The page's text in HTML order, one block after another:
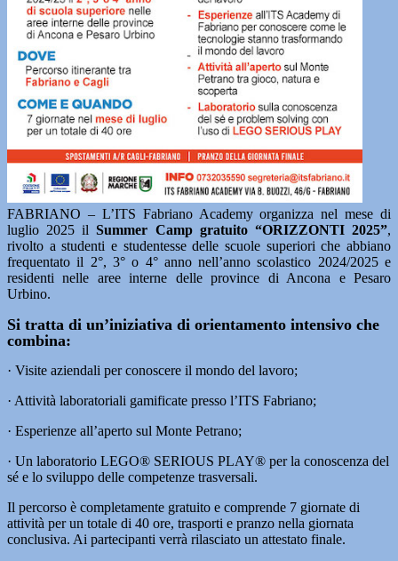
FABRIANO – L’ITS Fabriano Academy organizza nel mese di
luglio 2025 il Summer Camp gratuito “ORIZZONTI 2025”,
rivolto a studenti e studentesse delle scuole superiori che abbiano
frequentato il 2°, 3° o 4° anno nell’anno scolastico 2024/2025 e
residenti nelle aree interne delle province di Ancona e Pesaro
Urbino.
Si tratta di un’iniziativa di orientamento intensivo che
combina:
· Visite aziendali per conoscere il mondo del lavoro;
· Attività laboratoriali gamificate presso l’ITS Fabriano;
· Esperienze all’aperto sul Monte Petrano;
· Un laboratorio LEGO® SERIOUS PLAY® per la conoscenza del
sé e lo sviluppo delle competenze trasversali.
Il percorso è completamente gratuito e comprende 7 giornate di
attività per un totale di 40 ore, trasporti e pranzo nella giornata
conclusiva. Ai partecipanti verrà rilasciato un attestato finale.